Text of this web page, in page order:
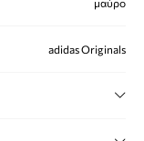
μαύρο
adidas Originals